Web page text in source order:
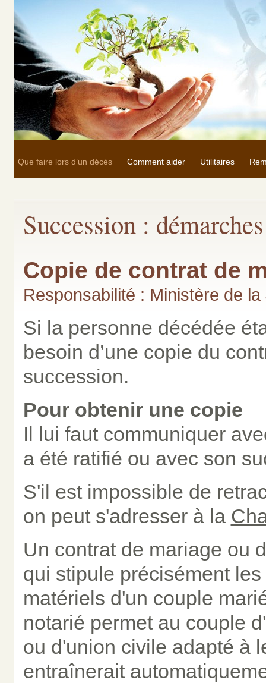
Que faire lors d’un décès Comment aider Utilitaires
Succession :
Copie de contrat de
Responsabilité : Ministère de
Si la personne décédée
besoin d’une copie du
succession.
Pour obtenir une copie
Il lui faut communiquer
a été ratifié ou avec son
S'il est impossible de
on peut s'adresser à la
Un contrat de mariage ou
qui stipule précisément
matériels d'un couple
notarié permet au couple
ou d'union civile adapté à
entraînerait